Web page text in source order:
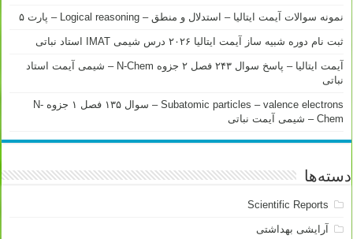
نمونه سوالات آیمت ایتالیا – استدلال و منطق – Logical reasoning – پارت ۵
ثبت نام دوره شبیه ساز آیمت ایتالیا ۲۰۲۶ درس شیمی IMAT استاد نباتی
آیمت ایتالیا – پاسخ سوال ۲۴۳ فصل ۲ جزوه N-Chem – شیمی آیمت استاد
نباتی
Subatomic particles – valence electrons – سوال ۱۳۵ فصل ۱ جزوه N-
Chem – شیمی آیمت نباتی
دسته‌ها
Scientific Reports
آرایشی بهداشتی